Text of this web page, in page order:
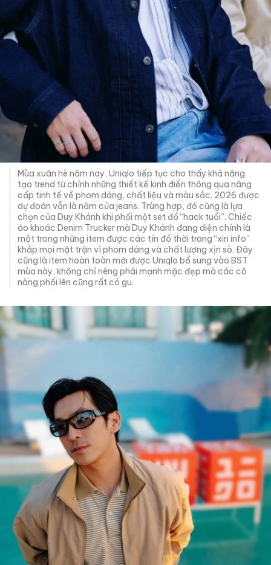
Mùa xuân hè năm nay, Uniqlo tiếp tục cho thấy khả năng
tạo trend từ chính những thiết kế kinh điển thông qua nâng
cấp tinh tế về phom dáng, chất liệu và màu sắc. 2026 được
dự đoán vẫn là năm của jeans. Trùng hợp, đó cũng là lựa
chọn của Duy Khánh khi phối một set đồ “hack tuổi”. Chiếc
áo khoác Denim Trucker mà Duy Khánh đang diện chính là
một trong những item được các tín đồ thời trang “xin info”
khắp mọi mặt trận vì phom dáng và chất lượng xịn sò. Đây
cũng là item hoàn toàn mới được Uniqlo bổ sung vào BST
mùa này, không chỉ riêng phái mạnh mặc đẹp mà các cô
nàng phối lên cũng rất có gu.